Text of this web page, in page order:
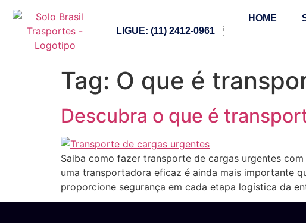
LIGUE: (11) 2412-0961
HOME
Tag: O que é
Descubra o que é
Saiba como fazer transporte de cargas urgentes
uma transportadora eficaz é ainda mais importante
proporcione segurança em cada etapa logística da